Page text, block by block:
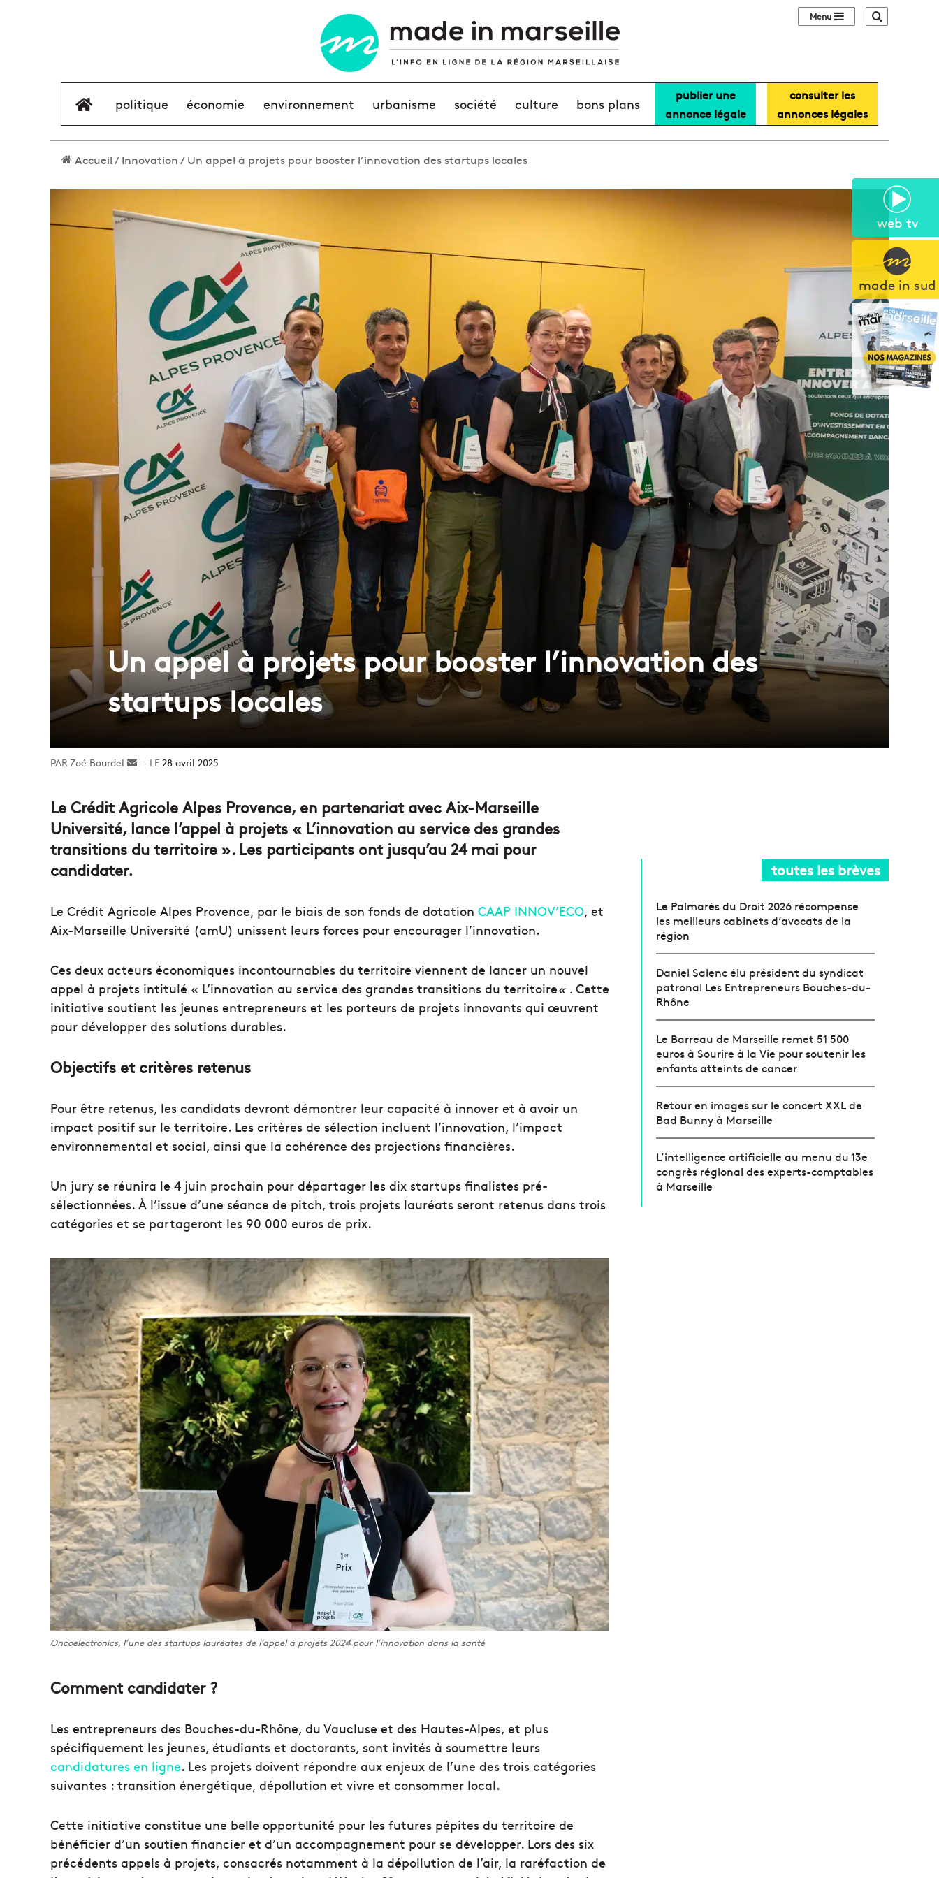
web tv
made in sud
Sidebar (barre
élément de menu
politique économie environnement urbanisme société culture bons plans
publier une
annonce légale
consulter les
annonces légales
Accueil/Innovation/Un appel à projets pour booster l’innovation des startups locales
Un appel à projets pour booster l’innovation des
startups locales
Zoé Bourdel
Envoyer28 avril 2025
Le Crédit Agricole Alpes Provence, en partenariat avec Aix-Marseille
Université, lance l’appel à projets « L’innovation au service des grandes
transitions du territoire ». Les participants ont jusqu’au 24 mai pour
candidater.
Le Crédit Agricole Alpes Provence, par le biais de son fonds de dotation CAAP INNOV’ECO, et
Aix-Marseille Université (amU) unissent leurs forces pour encourager l’innovation.
Ces deux acteurs économiques incontournables du territoire viennent de lancer un nouvel
appel à projets intitulé « L’innovation au service des grandes transitions du territoire« . Cette
initiative soutient les jeunes entrepreneurs et les porteurs de projets innovants qui œuvrent
pour développer des solutions durables.
Objectifs et critères retenus
Pour être retenus, les candidats devront démontrer leur capacité à innover et à avoir un
impact positif sur le territoire. Les critères de sélection incluent l’innovation, l’impact
environnemental et social, ainsi que la cohérence des projections financières.
Un jury se réunira le 4 juin prochain pour départager les dix startups finalistes pré-
sélectionnées. À l’issue d’une séance de pitch, trois projets lauréats seront retenus dans trois
catégories et se partageront les 90 000 euros de prix.
Oncoelectronics, l’une des startups lauréates de l’appel à projets 2024 pour l’innovation dans la santé
Comment candidater ?
Les entrepreneurs des Bouches-du-Rhône, du Vaucluse et des Hautes-Alpes, et plus
spécifiquement les jeunes, étudiants et doctorants, sont invités à soumettre leurs
candidatures en ligne. Les projets doivent répondre aux enjeux de l’une des trois catégories
suivantes : transition énergétique, dépollution et vivre et consommer local.
Cette initiative constitue une belle opportunité pour les futures pépites du territoire de
bénéficier d’un soutien financier et d’un accompagnement pour se développer. Lors des six
précédents appels à projets, consacrés notamment à la dépollution de l’air, la raréfaction de
toutes les brèves
Le Palmarès du Droit 2026 récompense
les meilleurs cabinets d’avocats de la
région
Daniel Salenc élu président du syndicat
patronal Les Entrepreneurs Bouches-du-
Rhône
Le Barreau de Marseille remet 51 500
euros à Sourire à la Vie pour soutenir les
enfants atteints de cancer
Retour en images sur le concert XXL de
Bad Bunny à Marseille
L’intelligence artificielle au menu du 13e
congrès régional des experts-comptables
à Marseille